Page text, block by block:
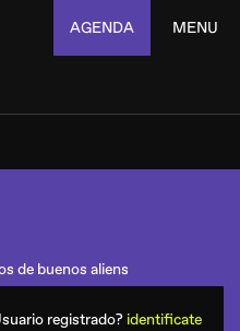
AGENDA MENU
de buenos aliens
registrado? identificate